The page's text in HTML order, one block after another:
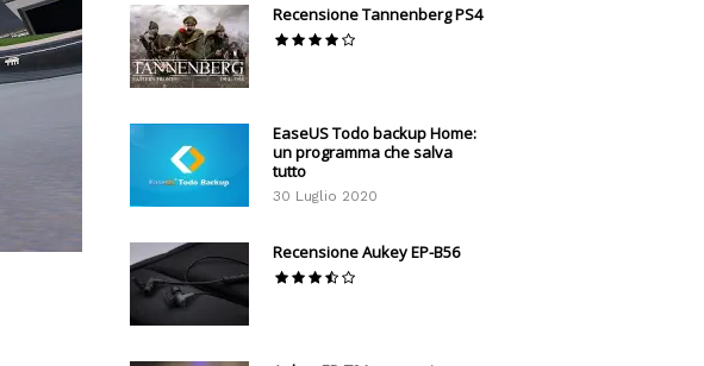
Recensione Tannenberg PS4
EaseUS Todo backup Home:
un programma che salva
tutto
30 Luglio 2020
Recensione Aukey EP-B56